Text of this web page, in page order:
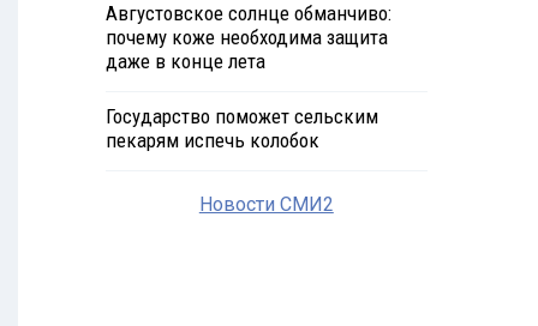
Августовское солнце обманчиво:
почему коже необходима защита
даже в конце лета
Государство поможет сельским
пекарям испечь колобок
Новости СМИ2